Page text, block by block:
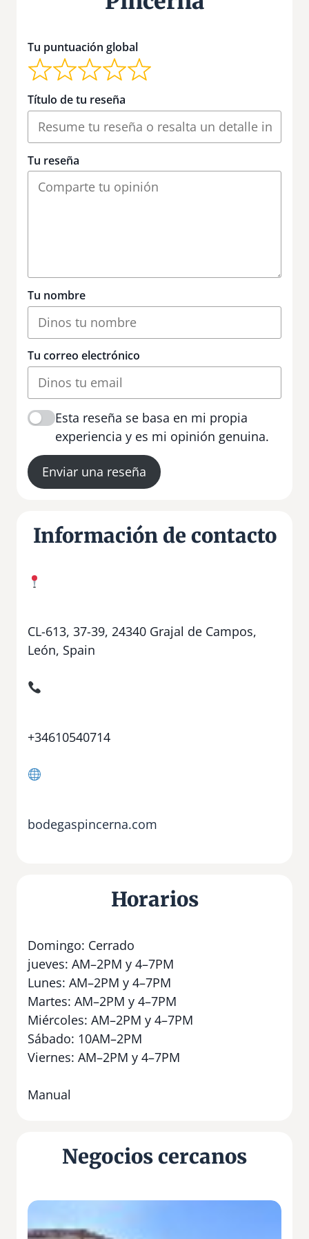
Tu puntuación global
Título de tu reseña
Tu reseña
Tu nombre
Tu correo electrónico
Esta reseña se basa en mi propia
experiencia y es mi opinión genuina.
Enviar una reseña
Información de contacto
CL-613, 37-39, 24340 Grajal de Campos,
León, Spain
+34610540714
bodegaspincerna.com
Horarios
Domingo: Cerrado
jueves: AM–2PM y 4–7PM
Lunes: AM–2PM y 4–7PM
Martes: AM–2PM y 4–7PM
Miércoles: AM–2PM y 4–7PM
Sábado: 10AM–2PM
Viernes: AM–2PM y 4–7PM
Manual
Negocios cercanos
A
L